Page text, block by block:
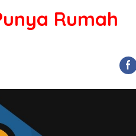
Rumah